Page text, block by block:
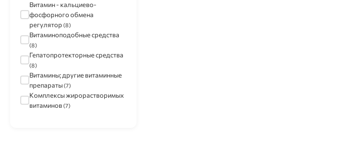
Витамин - кальциево-
фосфорного обмена
регулятор (8)
Витаминоподобные средства
(8)
Гепатопротекторные средства
(8)
Витамины; другие витаминные
препараты(7)
Комплексы жирорастворимых
витаминов(7)